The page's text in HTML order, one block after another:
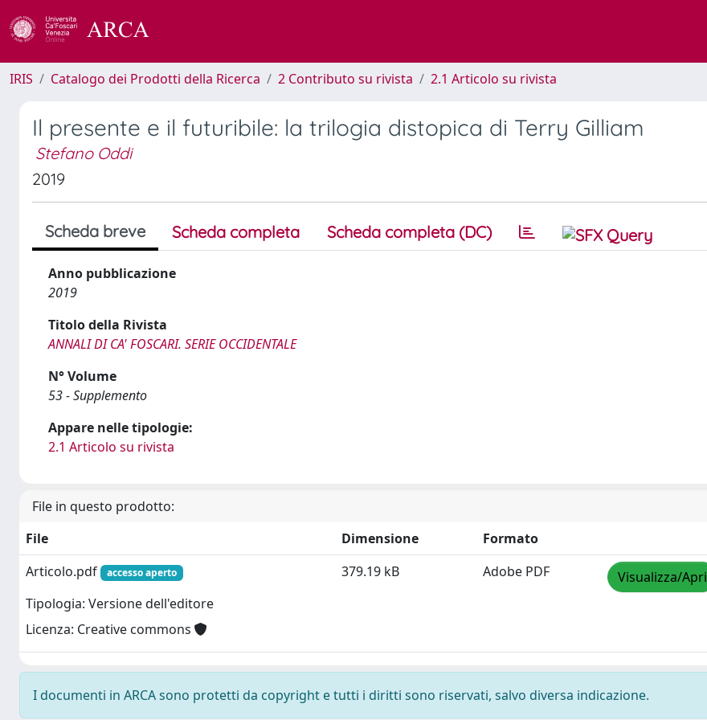
IRIS Catalogo dei Prodotti della Ricerca 2 Contributo su rivista 2.1 Articolo su rivista
Il presente e il futuribile: la trilogia distopica di Terry Gilliam
Stefano Oddi
2019
Scheda breve Scheda completa Scheda completa (DC)
Anno pubblicazione
2019
Titolo della Rivista
ANNALI DI CA' FOSCARI. SERIE OCCIDENTALE
N° Volume
53 - Supplemento
Appare nelle tipologie:
2.1 Articolo su rivista
File in questo prodotto:
File
Dimensione
Formato
Articolo.pdf
accesso aperto
Tipologia: Versione dell'editore
Licenza: Creative commons
379.19 kB Adobe PDF Visualizza/Apri
I documenti in ARCA sono protetti da copyright e tutti i diritti sono riservati, salvo diversa indicazione.